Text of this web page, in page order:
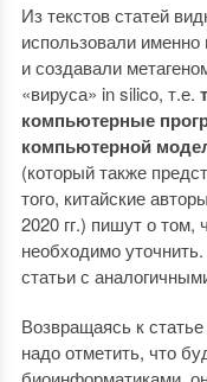
Из текстов статей
использовали
и создавали
«вируса» in silico, т.е.
компьютерные
компьютерной
(который также
того, китайские
2020 гг.) пишут о том,
необходимо
статьи с
Возвращаясь к
надо отметить, что